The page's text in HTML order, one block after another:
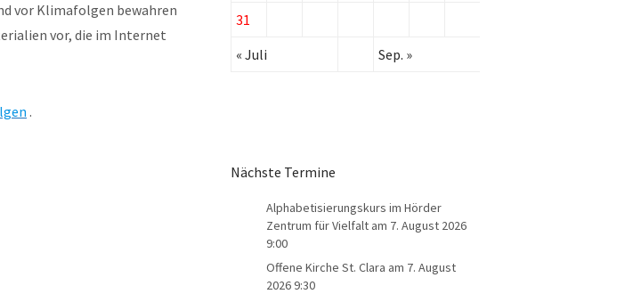
vor Klimafolgen bewahren
vor, die im Internet
.
31
« Juli
Sep. »
Nächste Termine
Alphabetisierungskurs im Hörder
Zentrum für Vielfalt am 7. August 2026
9:00
Offene Kirche St. Clara am 7. August
2026 9:30